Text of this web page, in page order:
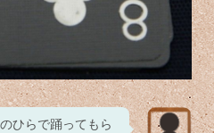
ひらで踊ってもら